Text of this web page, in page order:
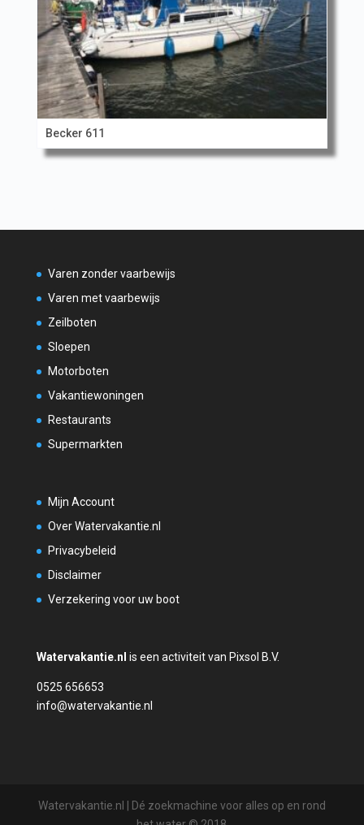
Becker 611
Varen zonder vaarbewijs
Varen met vaarbewijs
Zeilboten
Sloepen
Motorboten
Vakantiewoningen
Restaurants
Supermarkten
Mijn Account
Over Watervakantie.nl
Privacybeleid
Disclaimer
Verzekering voor uw boot
Watervakantie.nl is een activiteit van Pixsol B.V.
0525 656653
info@watervakantie.nl
Watervakantie.nl | Dé zoekmachine voor alles op en rond